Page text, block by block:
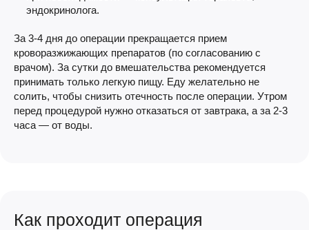
эндокринолога.
За 3-4 дня до операции прекращается прием
кроворазжижающих препаратов (по согласованию с
врачом). За сутки до вмешательства рекомендуется
принимать только легкую пищу. Еду желательно не
солить, чтобы снизить отечность после операции. Утром
перед процедурой нужно отказаться от завтрака, а за 2-3
часа — от воды.
Как проходит операция